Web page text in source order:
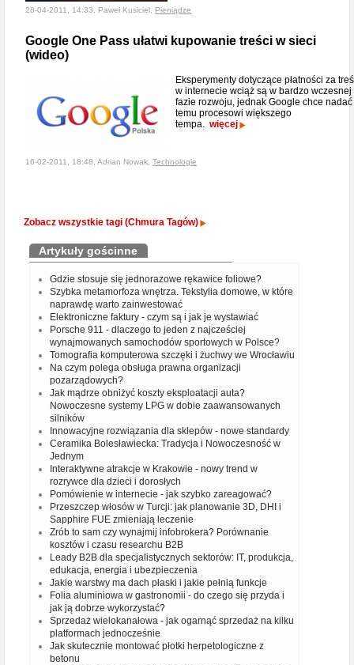
28-04-2011, 14:33, Paweł Kusiciel, Pieniądze
Google One Pass ułatwi kupowanie treści w sieci
(wideo)
Eksperymenty dotyczące płatności za
w internecie wciąż są w bardzo wczesnej
fazie rozwoju, jednak Google chce nadać
temu procesowi większego
tempa. więcej
16-02-2011, 18:48, Adrian Nowak, Technologie
Zobacz wszystkie tagi (Chmura Tagów)
Artykuły gościnne
Gdzie stosuje się jednorazowe rękawice foliowe?
Szybka metamorfoza wnętrza. Tekstylia domowe, w które
naprawdę warto zainwestować
Elektroniczne faktury - czym są i jak je wystawiać
Porsche 911 - dlaczego to jeden z najcześciej
wynajmowanych samochodów sportowych w Polsce?
Tomografia komputerowa szczęki i żuchwy we Wrocławiu
Na czym polega obsługa prawna organizacji
pozarządowych?
Jak mądrze obniżyć koszty eksploatacji auta?
Nowoczesne systemy LPG w dobie zaawansowanych
silników
Innowacyjne rozwiązania dla sklepów - nowe standardy
Ceramika Bolesławiecka: Tradycja i Nowoczesność w
Jednym
Interaktywne atrakcje w Krakowie - nowy trend w
rozrywce dla dzieci i dorosłych
Pomówienie w internecie - jak szybko zareagować?
Przeszczep włosów w Turcji: jak planowanie 3D, DHI i
Sapphire FUE zmieniają leczenie
Zrób to sam czy wynajmij infobrokera? Porównanie
kosztów i czasu researchu B2B
Leady B2B dla specjalistycznych sektorów: IT, produkcja,
edukacja, energia i ubezpieczenia
Jakie warstwy ma dach płaski i jakie pełnią funkcje
Folia aluminiowa w gastronomii - do czego się przyda i
jak ją dobrze wykorzystać?
Sprzedaż wielokanałowa - jak ogarnąć sprzedaż na kilku
platformach jednocześnie
Jak skutecznie montować płotki herpetologiczne z
betonu